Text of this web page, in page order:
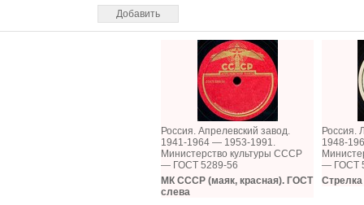
Россия. Апрелевский завод.
1941-1964 — 1953-1991.
Министерство культуры СССР
— ГОСТ 5289-56
МК СССР (маяк, красная). ГОСТ
слева
Россия.
1948-
— ГОСТ
Стрелка